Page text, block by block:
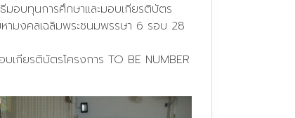
มอบทุนการศึกษาและมอบเกียรติบัตร
หามงคลเฉลิมพระชนมพรรษา 6 รอบ 28
เกียรติบัตรโครงการ TO BE NUMBER